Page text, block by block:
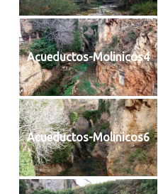
Acueductos-Molinicos4
Acueductos-Molinicos6